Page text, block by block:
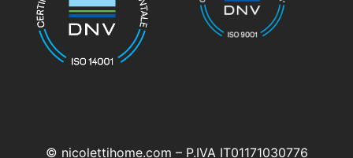
© nicolettihome.com – P.IVA IT01171030776